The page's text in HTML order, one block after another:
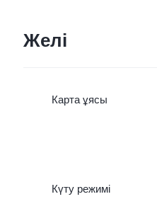
Желі
Карта ұясы
Күту режимі